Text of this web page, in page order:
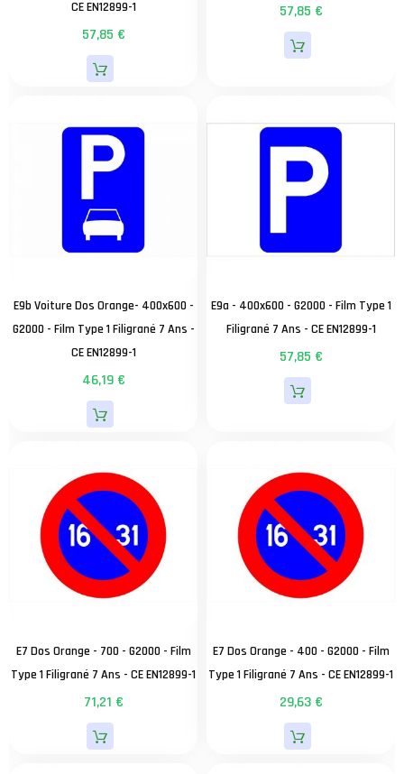
CE EN12899-1
57,85 €
57,85 €
E9b Voiture Dos Orange- 400x600 -
G2000 - Film Type 1 Filigrané 7 Ans -
CE EN12899-1
46,19 €
E9a - 400x600 - G2000 - Film Type 1
Filigrané 7 Ans - CE EN12899-1
57,85 €
E7 Dos Orange - 700 - G2000 - Film
Type 1 Filigrané 7 Ans - CE EN12899-1
71,21 €
E7 Dos Orange - 400 - G2000 - Film
Type 1 Filigrané 7 Ans - CE EN12899-1
29,63 €